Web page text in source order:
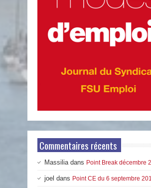
Commentaires récents
Massilia dans Point Break décembre
joel dans Point CE du 6 septembre